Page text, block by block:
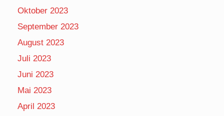
Oktober 2023
September 2023
August 2023
Juli 2023
Juni 2023
Mai 2023
April 2023